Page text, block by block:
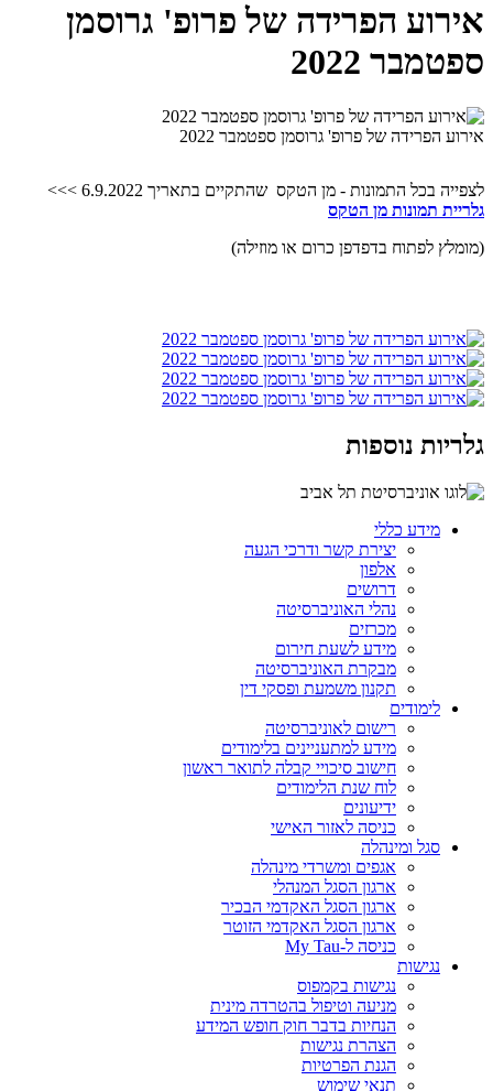
אירוע הפרידה של פרופ' גרוסמן
ספטמבר 2022
אירוע הפרידה של פרופ' גרוסמן ספטמבר 2022
לצפייה בכל התמונות - מן הטקס שהתקיים בתאריך 6.9.2022 >>>
גלריית תמונות מן הטקס
(מומלץ לפתוח בדפדפן כרום או מוזילה)
גלריות נוספות
מידע כללי
יצירת קשר ודרכי הגעה
אלפון
דרושים
נהלי האוניברסיטה
מכרזים
מידע לשעת חירום
מבקרת האוניברסיטה
תקנון משמעת ופסקי דין
לימודים
רישום לאוניברסיטה
מידע למתעניינים בלימודים
חישוב סיכויי קבלה לתואר ראשון
לוח שנת הלימודים
ידיעונים
כניסה לאזור האישי
סגל ומינהלה
אגפים ומשרדי מינהלה
ארגון הסגל המנהלי
ארגון הסגל האקדמי הבכיר
ארגון הסגל האקדמי הזוטר
כניסה ל-My Tau
נגישות
נגישות בקמפוס
מניעה וטיפול בהטרדה מינית
הנחיות בדבר חוק חופש המידע
הצהרת נגישות
הגנת הפרטיות
תנאי שימוש